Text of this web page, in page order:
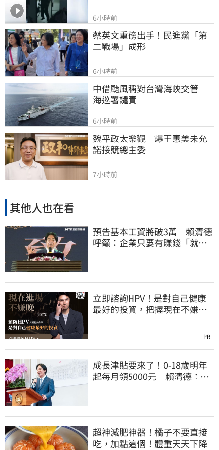
6小時前
蔡英文重磅出手！民進黨「第
二戰場」成形
6小時前
中借颱風稱對台灣海峽交管
海巡署譴責
6小時前
魏平政太樂觀　爆王惠美未允
諾接競總主委
7小時前
其他人也在看
預告基本工資將破3萬 賴清德
呼籲：企業只要有賺錢「就該
立即諮詢HPV！是對自己健康
最好的投資，把握現在不嫌
PR
成長津貼要來了！0-18歲明年
起每月領5000元 賴清德：此
超神減肥神器！橘子不要直接
吃，加點這個！體重天天下降